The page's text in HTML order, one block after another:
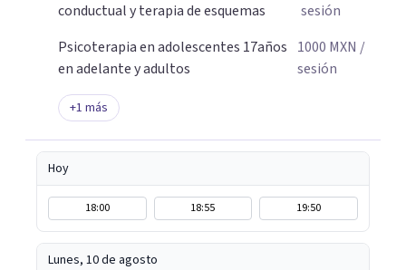
conductual y terapia de esquemas
sesión
Psicoterapia en adolescentes 17años
en adelante y adultos
1000 MXN /
sesión
+1 más
Hoy
18:00 18:55 19:50
Lunes, 10 de agosto